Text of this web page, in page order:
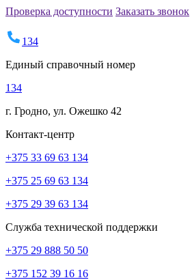
Проверка доступности Заказать звонок
134
Единый справочный номер
134
г. Гродно, ул. Ожешко 42
Контакт-центр
+375 33 69 63 134
+375 25 69 63 134
+375 29 39 63 134
Служба технической поддержки
+375 29 888 50 50
+375 152 39 16 16